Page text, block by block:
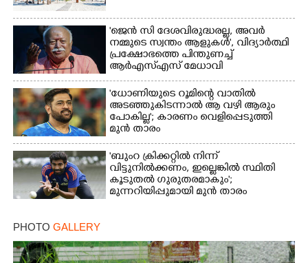
'ജെൻ സി ദേശവിരുദ്ധരല്ല, അവർ
നമ്മുടെ സ്വന്തം ആളുകൾ', വിദ്യാർത്ഥി
പ്രക്ഷോഭത്തെ പിന്തുണച്ച്
ആർഎസ്‌എസ് മേധാവി
'ധോണിയുടെ റൂമിന്റെ വാതിൽ
അടഞ്ഞുകിടന്നാൽ ആ വഴി ആരും
പോകില്ല'; കാരണം വെളിപ്പെടുത്തി
മുൻ താരം
'ബുംറ ക്രിക്കറ്റിൽ നിന്ന്
വിട്ടുനിൽക്കണം, ഇല്ലെങ്കിൽ സ്ഥിതി
കൂടുതൽ ഗുരുതരമാകും';
മുന്നറിയിപ്പുമായി മുൻ താരം
PHOTO GALLERY